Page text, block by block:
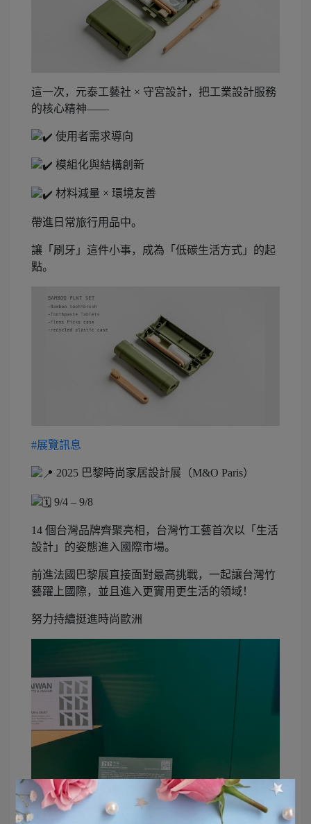
這一次，元泰工藝社 × 守宮設計，把工業設計服務
的核心精神——
使用者需求導向
模組化與結構創新
材料減量 × 環境友善
帶進日常旅行用品中。
讓「刷牙」這件小事，成為「低碳生活方式」的起
點。
#展覽訊息
2025 巴黎時尚家居設計展（M&O Paris）
9/4 – 9/8
14 個台灣品牌齊聚亮相，台灣竹工藝首次以「生活
設計」的姿態進入國際市場。
前進法國巴黎展直接面對最高挑戰，一起讓台灣竹
藝躍上國際，並且進入更實用更生活的領域！
努力持續挺進時尚歐洲